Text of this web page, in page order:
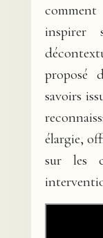
inspirer
proposé
savoirs
élargie,
sur les